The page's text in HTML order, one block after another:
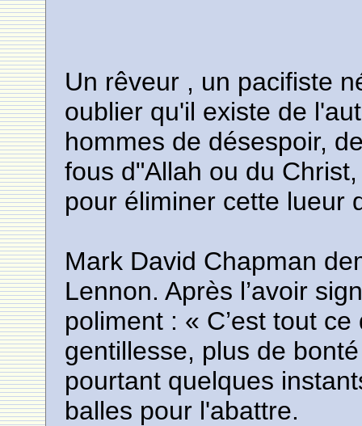
Un rêveur , un pacifiste
oublier qu'il existe de
hommes de désespoir,
fous d"Allah ou du
pour éliminer cette lueur
Mark David Chapman
Lennon. Après l’avoir
poliment : « C’est tout
gentillesse, plus de
pourtant quelques
balles pour l'abattre.